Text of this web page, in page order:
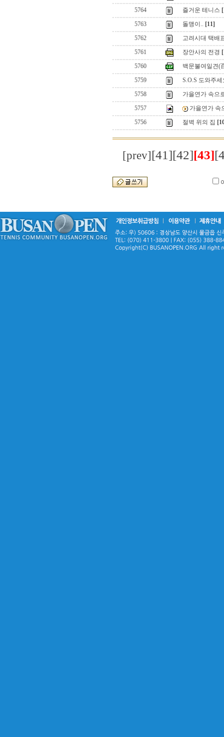
5764
즐거운 테니스
5763
돌맹이.. [11]
5762
고려시대 택배
5761
장안사의 전경
5760
백문불여일견(
5759
S.O.S 도와주
5758
가을연가 속으
5757
가을연가 속
5756
절벽 위의 집
[prev][41][42][43]